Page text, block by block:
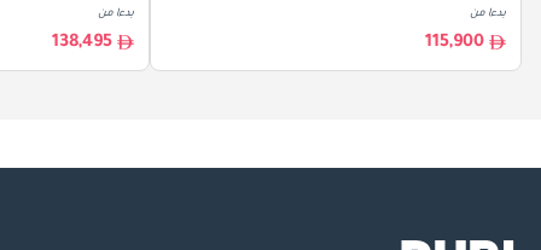
بدءا من
115,900
بدءا من
138,495